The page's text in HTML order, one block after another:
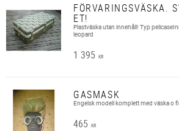
FÖRVARINGSVÄSKA.
ET!
Plastväska utan innehåll! Typ
leopard
1 395 KR
GASMASK
Engelsk modell komplett med väska o
465 KR